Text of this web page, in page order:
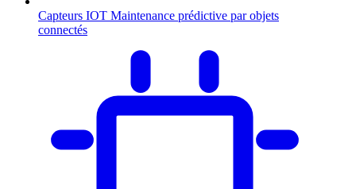
Capteurs IOT Maintenance prédictive par objets
connectés